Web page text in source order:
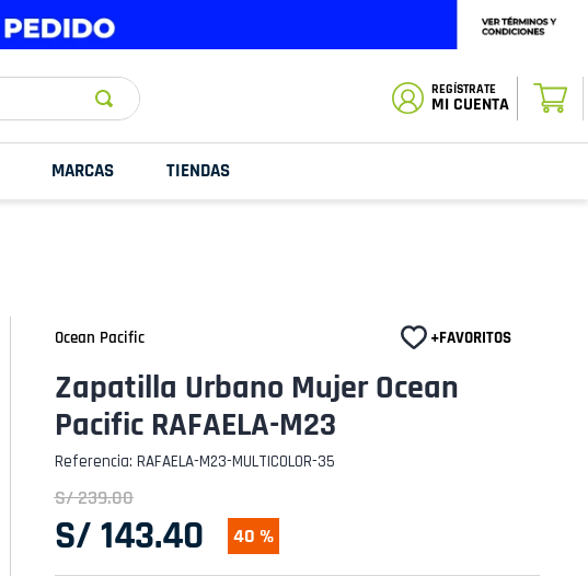
MI CUENTA
MARCAS TIENDAS
Ocean Pacific
Zapatilla Urbano Mujer Ocean
Pacific RAFAELA-M23
Referencia: RAFAELA-M23-MULTICOLOR-35
S/239.00
S/ 143.40 40 %